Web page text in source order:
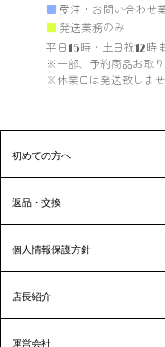
■ 受注・お問い合わせ
■ 発送業務のみ
平日15時・土日祝12時
※一部、予約商品お取り
※休業日は発送致しませ
初めての方へ
返品・交換
個人情報保護方針
店長紹介
運営会社